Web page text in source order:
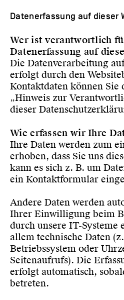
Datenerfassung auf dieser
Wer ist verantwortlich
Datenerfassung auf
Die Datenverarbeitung
erfolgt durch den
Kontaktdaten können Sie
„Hinweis zur
dieser
Wie erfassen wir Ihre
Ihre Daten werden zum
erhoben, dass Sie uns
kann es sich z. B. um
ein Kontaktformular
Andere Daten werden
Ihrer Einwilligung beim
durch unsere IT-Systeme
allem technische Daten
Betriebssystem oder
Seitenaufrufs). Die
erfolgt automatisch,
betreten.